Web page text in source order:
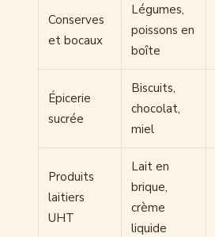
Conserves
et bocaux
Légumes,
poissons en
boîte
Épicerie
sucrée
Biscuits,
chocolat,
miel
Produits
laitiers
UHT
Lait en
brique,
crème
liquide